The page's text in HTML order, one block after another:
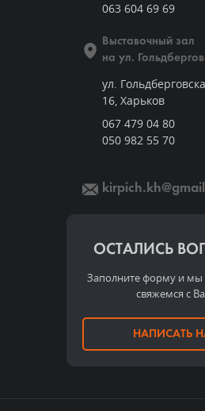
063 604 69 69
Выставочный зал
на ул.
ул.
16, Харьков
067 479 04 80
050 982 55 70
ОСТАЛИСЬ
Заполните форму и мы
свяжемся с
НАПИСАТЬ